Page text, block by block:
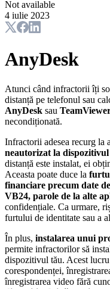
Not available
4 iulie 2023
AnyDesk
Atunci când infractorii îți
distanță pe telefonul sau
AnyDesk sau
necondiționată.
Infractorii adesea recurg la
neautorizat la
distanță este instalat, ei
Aceasta poate duce la
financiare precum date
VB24, parole de la alte
confidențiale. Ca urmare,
furtului de identitate sau a
În plus, instalarea unui
permite infractorilor să
dispozitivul tău. Acest
corespondenței,
înregistrarea video fără